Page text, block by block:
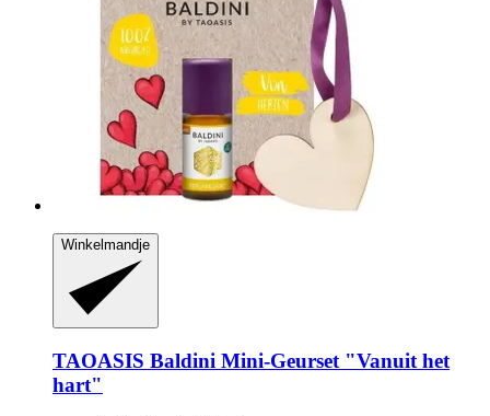
Winkelmandje
TAOASIS Baldini Mini-​Geurset "Vanuit het
hart"